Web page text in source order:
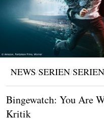
NEWS/SERIEN/
Bingewatch: You Are
Kritik